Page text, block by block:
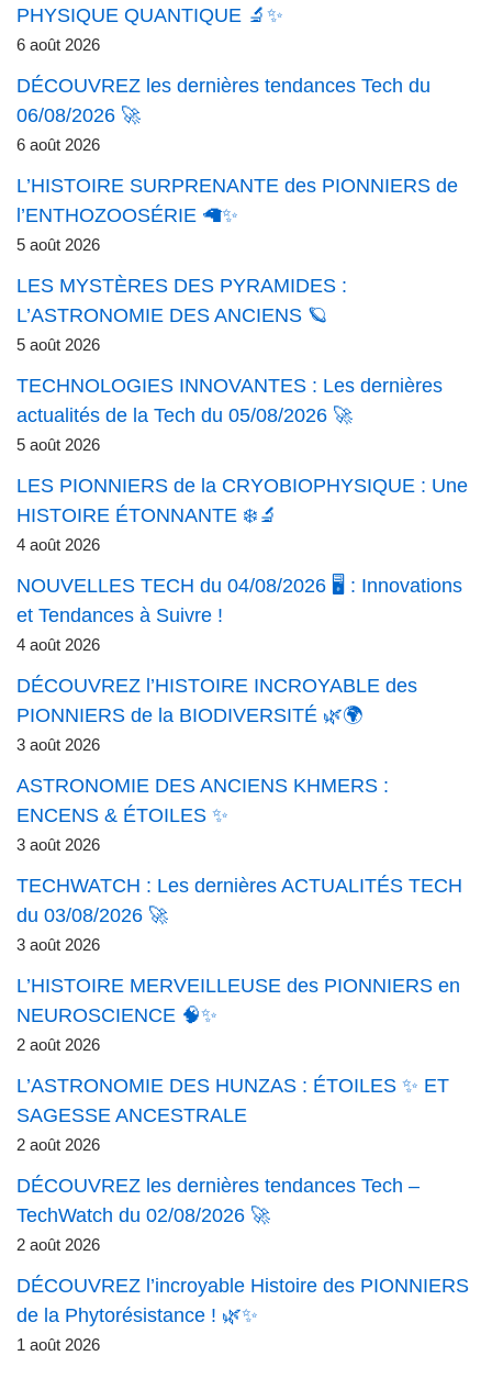
PHYSIQUE QUANTIQUE 🔬✨
6 août 2026
DÉCOUVREZ les dernières tendances Tech du
06/08/2026 🚀
6 août 2026
L’HISTOIRE SURPRENANTE des PIONNIERS de
l’ENTHOZOOSÉRIE 🦙✨
5 août 2026
LES MYSTÈRES DES PYRAMIDES :
L’ASTRONOMIE DES ANCIENS 🪐
5 août 2026
TECHNOLOGIES INNOVANTES : Les dernières
actualités de la Tech du 05/08/2026 🚀
5 août 2026
LES PIONNIERS de la CRYOBIOPHYSIQUE : Une
HISTOIRE ÉTONNANTE ❄️🔬
4 août 2026
NOUVELLES TECH du 04/08/2026 🖥️ : Innovations
et Tendances à Suivre !
4 août 2026
DÉCOUVREZ l’HISTOIRE INCROYABLE des
PIONNIERS de la BIODIVERSITÉ 🌿🌍
3 août 2026
ASTRONOMIE DES ANCIENS KHMERS :
ENCENS & ÉTOILES ✨
3 août 2026
TECHWATCH : Les dernières ACTUALITÉS TECH
du 03/08/2026 🚀
3 août 2026
L’HISTOIRE MERVEILLEUSE des PIONNIERS en
NEUROSCIENCE 🧠✨
2 août 2026
L’ASTRONOMIE DES HUNZAS : ÉTOILES ✨ ET
SAGESSE ANCESTRALE
2 août 2026
DÉCOUVREZ les dernières tendances Tech –
TechWatch du 02/08/2026 🚀
2 août 2026
DÉCOUVREZ l’incroyable Histoire des PIONNIERS
de la Phytorésistance ! 🌿✨
1 août 2026